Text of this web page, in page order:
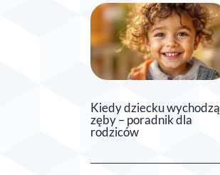
Kiedy dziecku wychodzą
zęby – poradnik dla
rodziców